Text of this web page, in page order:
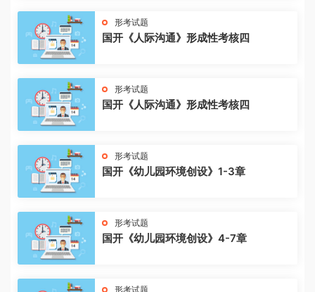
形考试题
国开《人际沟通》形成性考核四
形考试题
国开《人际沟通》形成性考核四
形考试题
国开《幼儿园环境创设》1-3章
形考试题
国开《幼儿园环境创设》4-7章
形考试题